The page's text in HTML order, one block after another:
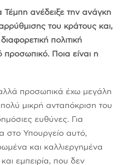
Τέμπη ανέδειξε την ανάγκη
του κράτους και,
πολιτική
προσωπικό. Ποια είναι η
προσωπικά έχω μεγάλη
μικρή ανταπόκριση του
ευθύνες. Για
στο Υπουργείο αυτό,
και καλλιεργημένα
εμπειρία, που δεν